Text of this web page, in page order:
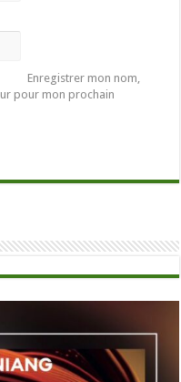
Enregistrer mon nom,
pour mon prochain